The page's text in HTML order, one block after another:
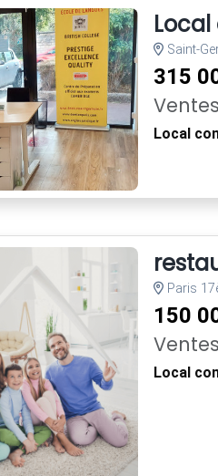
Saint-
315
Local
Paris
150
Local